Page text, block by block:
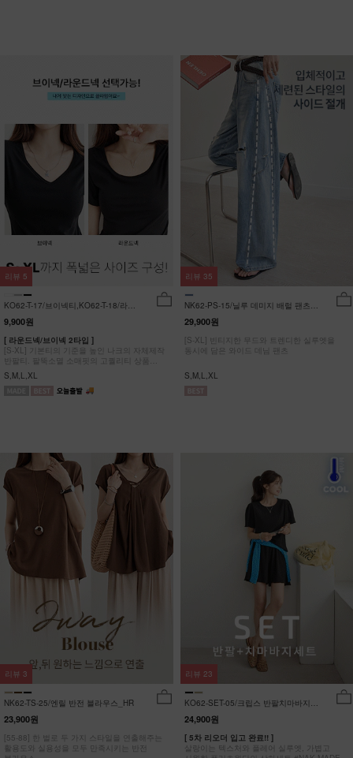
KO62-T-17/브이넥티,KO62-T-18/라운
드티_YN
9,900원
[ 라운드넥/브이넥 2타입 ]
[S-XL] 기본티의 기준을 높인 나크의 자체제작
반팔티. 팔뚝소멸 소매핏의 고퀄리티 상품
#NAK MADE.
S,M,L,XL
리뷰 5
NK62-PS-15/닐루 데미지 배럴 팬츠
_HR
29,900원
[S-XL] 빈티지한 무드와 트렌디한 실루엣을
동시에 담은 와이드 데님 팬츠
S,M,L,XL
리뷰 35
NK62-TS-25/엔릴 반전 블라우스_HR
23,900원
[55-88] 한 벌로 두 가지 스타일을 연출해주는
활용도와 실용성을 모두 만족시키는 반전
리뷰 3
KO62-SET-05/크립스 반팔치마바지세
트_HR
24,900원
[ 5차 리오더 입고 완료!! ]
살랑이는 텍스처와 플레어 실루엣, 가볍고
리뷰 23